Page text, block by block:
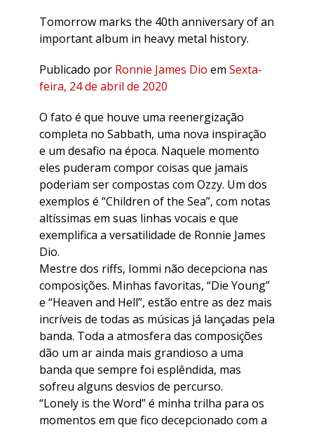
Tomorrow marks the 40th anniversary of an
important album in heavy metal history.
Publicado por Ronnie James Dio em Sexta-
feira, 24 de abril de 2020
O fato é que houve uma reenergização
completa no Sabbath, uma nova inspiração
e um desafio na época. Naquele momento
eles puderam compor coisas que jamais
poderiam ser compostas com Ozzy. Um dos
exemplos é “Children of the Sea”, com notas
altíssimas em suas linhas vocais e que
exemplifica a versatilidade de Ronnie James
Dio.
Mestre dos riffs, Iommi não decepciona nas
composições. Minhas favoritas, “Die Young”
e “Heaven and Hell”, estão entre as dez mais
incríveis de todas as músicas já lançadas pela
banda. Toda a atmosfera das composições
dão um ar ainda mais grandioso a uma
banda que sempre foi esplêndida, mas
sofreu alguns desvios de percurso.
“Lonely is the Word” é minha trilha para os
momentos em que fico decepcionado com a